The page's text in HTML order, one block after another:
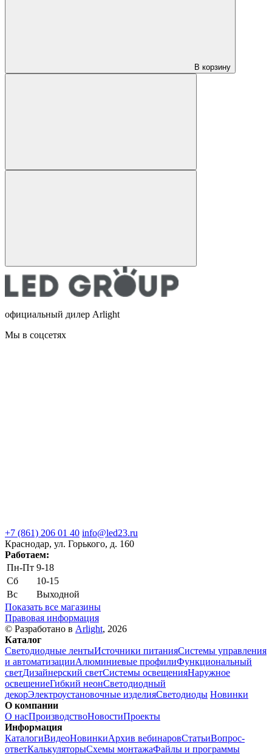
В корзину
официальный дилер Arlight
Мы в соцсетях
+7 (861) 206 01 40 info@led23.ru
Краснодар, ул. Горького, д. 160
Работаем:
Пн-Пт 9-18
Сб
10-15
Вс
Выходной
Показать все магазины
Правовая информация
© Разработано в Arlight, 2026
Каталог
Светодиодные лентыИсточники питанияСистемы управления
и автоматизацииАлюминиевые профилиФункциональный
светДизайнерский светСистемы освещенияНаружное
освещениеГибкий неонСветодиодный
декорЭлектроустановочные изделияСветодиоды Новинки
О компании
О насПроизводствоНовостиПроекты
Информация
КаталогиВидеоНовинкиАрхив вебинаровСтатьиВопрос-
ответКалькуляторыСхемы монтажаФайлы и программы